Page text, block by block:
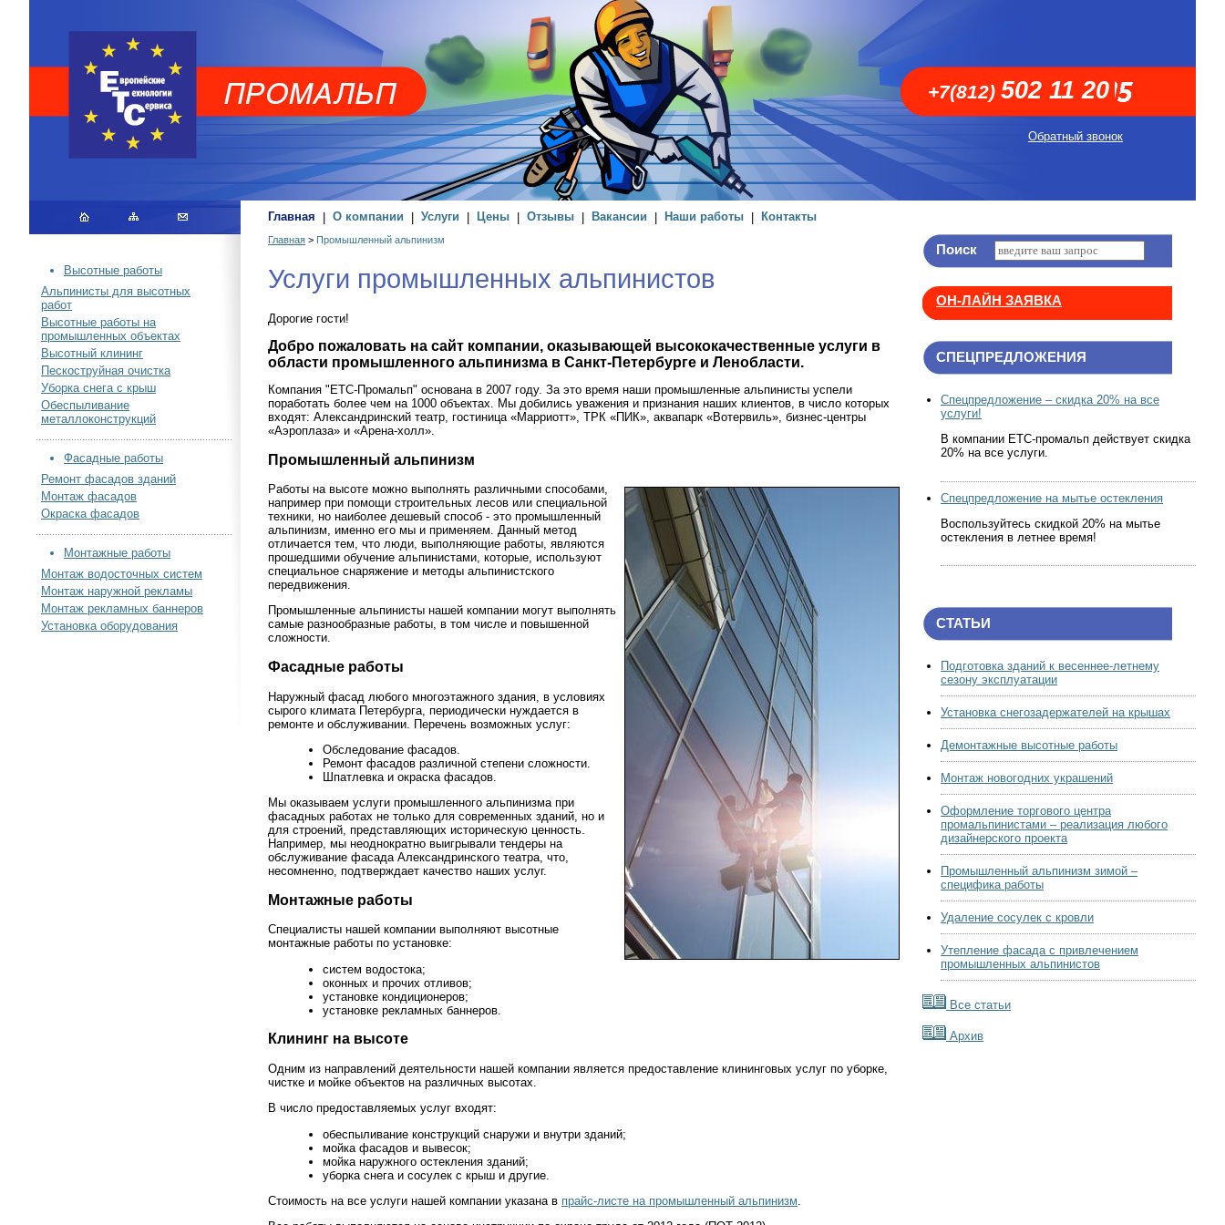
+7(812) 502 11 20
Обратный звонок
Главная О компании Услуги Цены Отзывы Вакансии Наши работы Контакты
Высотные работы
Альпинисты для высотных
работ
Высотные работы на
промышленных объектах
Высотный клининг
Пескоструйная очистка
Уборка снега с крыш
Обеспыливание
металлоконструкций
Фасадные работы
Ремонт фасадов зданий
Монтаж фасадов
Окраска фасадов
Монтажные работы
Монтаж водосточных систем
Монтаж наружной рекламы
Монтаж рекламных баннеров
Установка оборудования
Главная > Промышленный альпинизм
Услуги промышленных альпинистов
Дорогие гости!
Добро пожаловать на сайт компании, оказывающей высококачественные услуги в
области промышленного альпинизма в Санкт-Петербурге и Ленобласти.
Компания "ЕТС-Промальп" основана в 2007 году. За это время наши промышленные альпинисты успели
поработать более чем на 1000 объектах. Мы добились уважения и признания наших клиентов, в число которых
входят: Александринский театр, гостиница «Марриотт», ТРК «ПИК», аквапарк «Вотервиль», бизнес-центры
«Аэроплаза» и «Арена-холл».
Промышленный альпинизм
Работы на высоте можно выполнять различными способами,
например при помощи строительных лесов или специальной
техники, но наиболее дешевый способ - это промышленный
альпинизм, именно его мы и применяем. Данный метод
отличается тем, что люди, выполняющие работы, являются
прошедшими обучение альпинистами, которые, используют
специальное снаряжение и методы альпинистского
передвижения.
Промышленные альпинисты нашей компании могут выполнять
самые разнообразные работы, в том числе и повышенной
сложности.
Фасадные работы
Наружный фасад любого многоэтажного здания, в условиях
сырого климата Петербурга, периодически нуждается в
ремонте и обслуживании. Перечень возможных услуг:
Обследование фасадов.
Ремонт фасадов различной степени сложности.
Шпатлевка и окраска фасадов.
Мы оказываем услуги промышленного альпинизма при
фасадных работах не только для современных зданий, но и
для строений, представляющих историческую ценность.
Например, мы неоднократно выигрывали тендеры на
обслуживание фасада Александринского театра, что,
несомненно, подтверждает качество наших услуг.
Монтажные работы
Специалисты нашей компании выполняют высотные
монтажные работы по установке:
систем водостока;
оконных и прочих отливов;
установке кондиционеров;
установке рекламных баннеров.
Клининг на высоте
Одним из направлений деятельности нашей компании является предоставление клининговых услуг по уборке,
чистке и мойке объектов на различных высотах.
В число предоставляемых услуг входят:
обеспыливание конструкций снаружи и внутри зданий;
мойка фасадов и вывесок;
мойка наружного остекления зданий;
уборка снега и сосулек с крыш и другие.
Стоимость на все услуги нашей компании указана в прайс-листе на промышленный альпинизм
Поиск
ОН-ЛАЙН ЗАЯВКА
СПЕЦПРЕДЛОЖЕНИЯ
Спецпредложение – скидка 20% на все
услуги!
В компании ЕТС-промальп действует скидка
20% на все услуги.
Спецпредложение на мытье остекления
Воспользуйтесь скидкой 20% на мытье
остекления в летнее время!
СТАТЬИ
Подготовка зданий к весеннее-летнему
сезону эксплуатации
Установка снегозадержателей на крышах
Демонтажные высотные работы
Монтаж новогодних украшений
Оформление торгового центра
промальпинистами – реализация любого
дизайнерского проекта
Промышленный альпинизм зимой –
специфика работы
Удаление сосулек с кровли
Утепление фасада с привлечением
промышленных альпинистов
Все статьи
Архив